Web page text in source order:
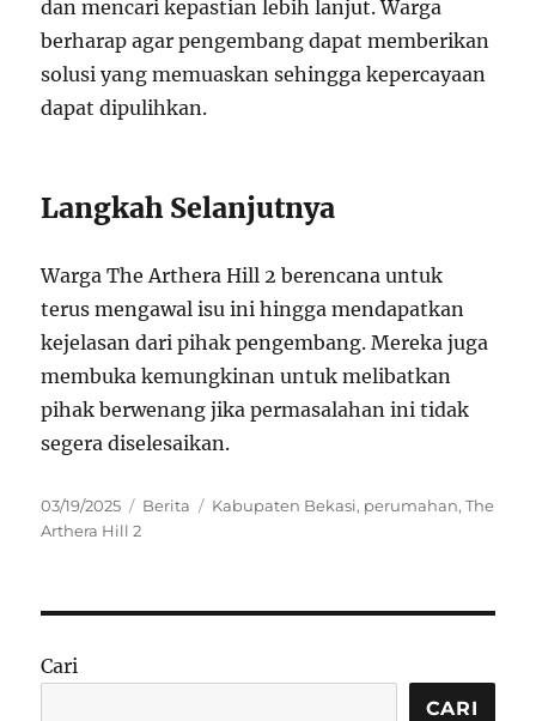
dan mencari kepastian lebih lanjut. Warga
berharap agar pengembang dapat memberikan
solusi yang memuaskan sehingga kepercayaan
dapat dipulihkan.
Langkah Selanjutnya
Warga The Arthera Hill 2 berencana untuk
terus mengawal isu ini hingga mendapatkan
kejelasan dari pihak pengembang. Mereka juga
membuka kemungkinan untuk melibatkan
pihak berwenang jika permasalahan ini tidak
segera diselesaikan.
Posted
on
03/19/2025 Categories
Berita Tags
Kabupaten Bekasi, perumahan,The
Arthera Hill 2
Cari
CARI